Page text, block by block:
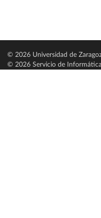
© 2026 Universidad de
© 2026 Servicio de